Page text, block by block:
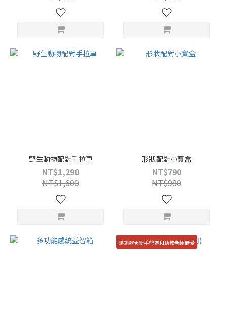
野生動物配對手拉車
NT$1,290
NT$1,600
形狀配對小寶盒
NT$790
NT$980
熱銷款★新手爸媽和幼教老師最愛